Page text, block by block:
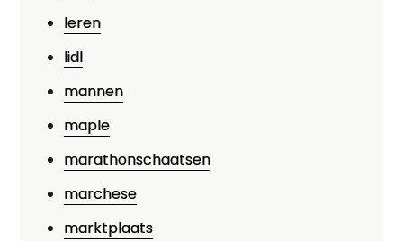
leren
lidl
mannen
maple
marathonschaatsen
marchese
marktplaats